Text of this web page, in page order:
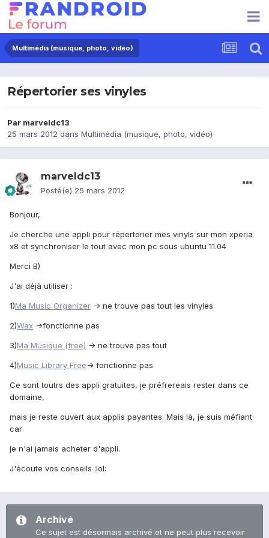
Multimédia (musique, photo, vidéo)
Répertorier ses vinyles
Par marveldc13
25 mars 2012 dans Multimédia (musique, photo, vidéo)
marveldc13
Posté(e) 25 mars 2012
Bonjour,
Je cherche une appli pour répertorier mes vinyls sur mon xperia
x8 et synchroniser le tout avec mon pc sous ubuntu 11.04
Merci B)
J'ai déjà utiliser :
1)Ma Music Organizer -> ne trouve pas tout les vinyles
2)Wax ->fonctionne pas
3)Ma Musique (free) -> ne trouve pas tout
4)Music Library Free-> fonctionne pas
Ce sont toutrs des appli gratuites, je préfrereais rester dans ce
domaine,
mais je reste ouvert aux applis payantes. Mais là, je suis méfiant
car
je n'ai jamais acheter d'appli.
J'écoute vos conseils :lol:
Archivé
Ce sujet est désormais archivé et ne peut plus recevoir